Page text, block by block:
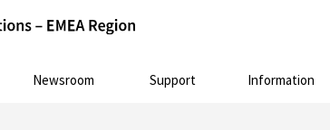
Newsroom Support Information